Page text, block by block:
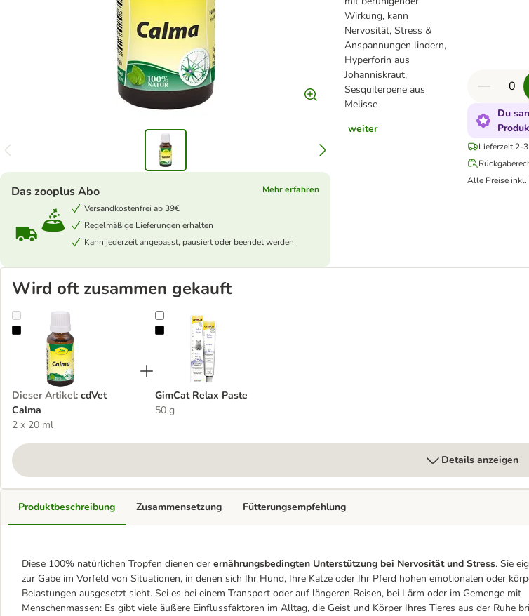
Wirkung, kann
Nervosität, Stress &
Anspannungen lindern,
Hyperforin aus
Johanniskraut,
Sesquiterpene aus
Melisse
weiter
Das zooplus Abo
Mehr erfahren
Versandkostenfrei ab 39€
Regelmäßige Lieferungen erhalten
Kann jederzeit angepasst, pausiert oder beendet werden
Du
Lieferzeit 2-
Alle Preise inkl.
Wird oft zusammen gekauft
cdVet Calma
Dieser Artikel: cdVet
Calma
2 x 20 ml
GimCat Relax Paste
GimCat Relax Paste
50 g
Details anzeigen
Produktbeschreibung
Diese 100% natürlichen Tropfen dienen der ernährungsbedingten Unterstützung bei Nervosität und Stress. Sie
zur Gabe im Vorfeld von Situationen, in denen sich Ihr Hund, Ihre Katze oder Ihr Pferd hohen emotionalen oder
Belastungen ausgesetzt sieht. Sei es bei einem Transport oder auf längeren Reisen, bei Lärm oder im Gemenge mit
Menschenmassen: Es gibt viele äußere Einflussfaktoren im Alltag, die Geist und Körper Ihres Tieres aus der Ruhe
Zusammensetzung Fütterungsempfehlung